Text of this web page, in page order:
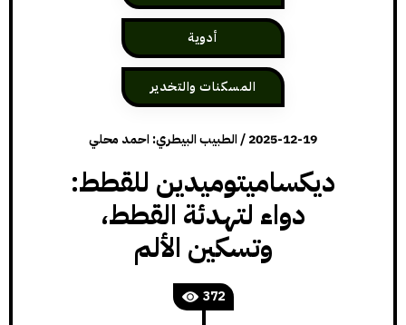
أدوية
المسكنات والتخدير
2025-12-19
/الطبيب البيطري: احمد محلي
ديكساميتوميدين للقطط:
دواء لتهدئة القطط،
وتسكين الألم
372